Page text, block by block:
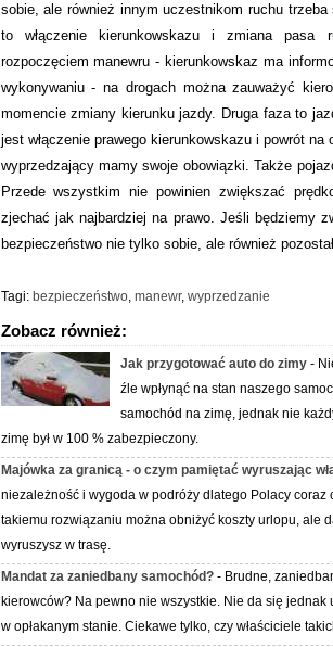
sobie, ale również innym uczestnikom ruchu
to włączenie kierunkowskazu i zmiana pasa
rozpoczęciem manewru - kierunkowskaz ma
wykonywaniu - na drogach można zauważyć
momencie zmiany kierunku jazdy. Druga faza to
jest włączenie prawego kierunkowskazu i powrót
wyprzedzający mamy swoje obowiązki. Także
Przede wszystkim nie powinien zwiększać
zjechać jak najbardziej na prawo. Jeśli będziemy
bezpieczeństwo nie tylko sobie, ale również
Tagi: bezpieczeństwo, manewr, wyprzedzanie
Zobacz również:
Jak przygotować auto do zimy-
źle wpłynąć na stan naszego
samochód na zimę, jednak nie
zimę był w 100 % zabezpieczony.
Majówka za granicą - o czym pamiętać wyruszając
niezależność i wygoda w podróży dlatego Polacy
takiemu rozwiązaniu można obniżyć koszty urlopu, ale
wyruszysz w trasę.
Mandat za zaniedbany samochód?- Brudne,
kierowców? Na pewno nie wszystkie. Nie da się
w opłakanym stanie. Ciekawe tylko, czy właściciele